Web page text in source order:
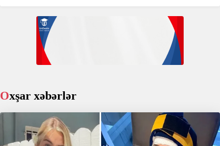
Oxşar xəbərlər